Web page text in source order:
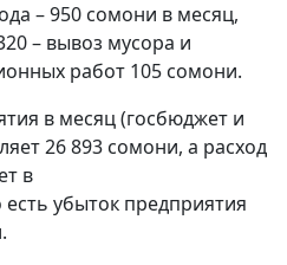
– 950 сомони в месяц,
– вывоз мусора и
работ 105 сомони.
в месяц (госбюджет и
26 893 сомони, а расход
в
убыток предприятия